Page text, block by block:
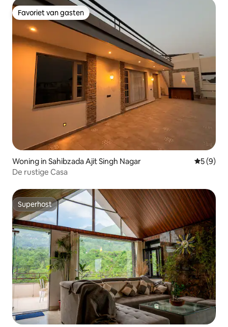
Favoriet van gasten
Favoriet van gasten
Woning in Sahibzada Ajit Singh Nagar
5 (9)
De rustige Casa
Superhost
Superhost